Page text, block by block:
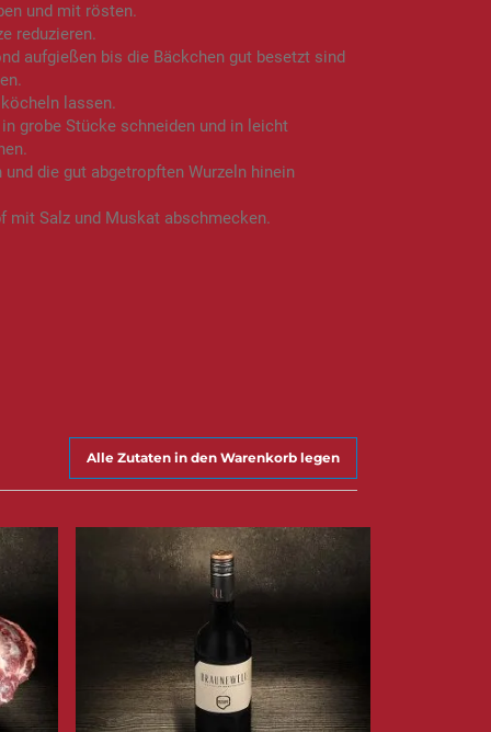
und mit rösten.
reduzieren.
aufgießen bis die Bäckchen gut besetzt sind
lassen.
grobe Stücke schneiden und in leicht
die gut abgetropften Wurzeln hinein
mit Salz und Muskat abschmecken.
Alle Zutaten in den Warenkorb legen